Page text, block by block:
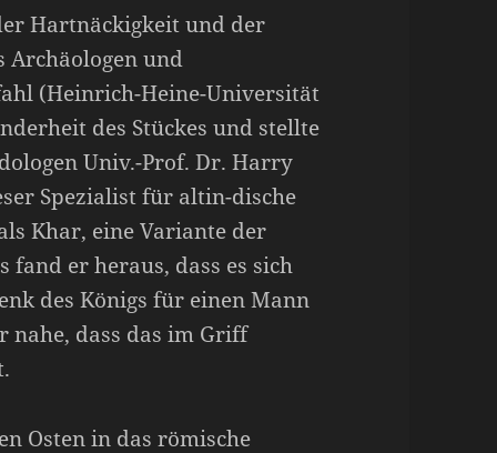
Hartnäckigkeit und der
Archäologen und
(Heinrich-Heine-Universität
des Stückes und stellte
Univ.-Prof. Dr. Harry
Spezialist für altin-dische
Khar, eine Variante der
er heraus, dass es sich
des Königs für einen Mann
nahe, dass das im Griff
Osten in das römische